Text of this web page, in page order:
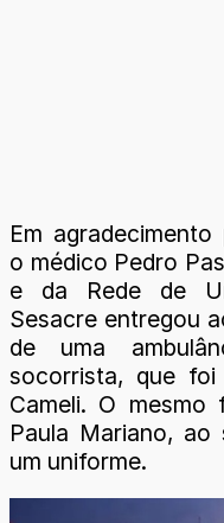
Em
o médico Pedro
e da Rede de
Sesacre entregou
de uma
socorrista, que foi
Cameli. O
Paula Mariano, ao
um uniforme.